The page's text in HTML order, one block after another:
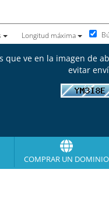
Longitud máxima
que ve en la imagen de
evitar
COMPRAR UN DOMINIO